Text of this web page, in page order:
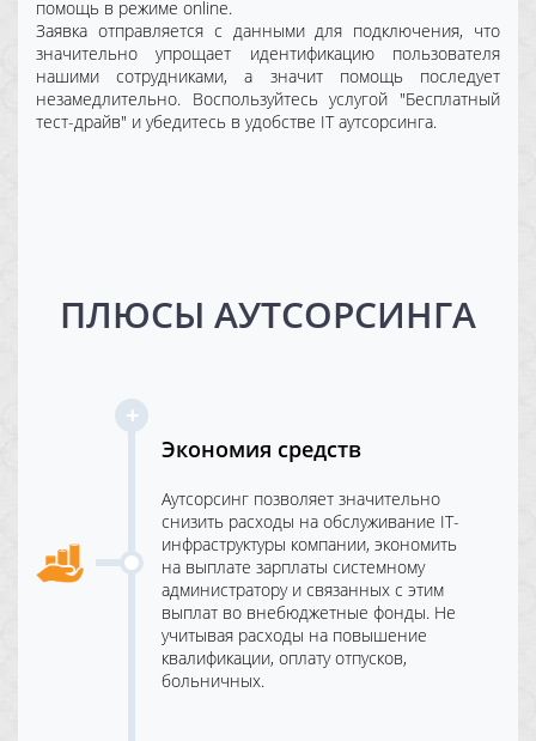
помощь в режиме online.
Заявка отправляется с данными для подключения, что
значительно упрощает идентификацию пользователя
нашими сотрудниками, а значит помощь последует
незамедлительно. Воспользуйтесь услугой "Бесплатный
тест-драйв" и убедитесь в удобстве IT аутсорсинга.
ПЛЮСЫ АУТСОРСИНГА
Экономия средств
Аутсорсинг позволяет значительно
снизить расходы на обслуживание IT-
инфраструктуры компании, экономить
на выплате зарплаты системному
администратору и связанных с этим
выплат во внебюджетные фонды. Не
учитывая расходы на повышение
квалификации, оплату отпусков,
больничных.